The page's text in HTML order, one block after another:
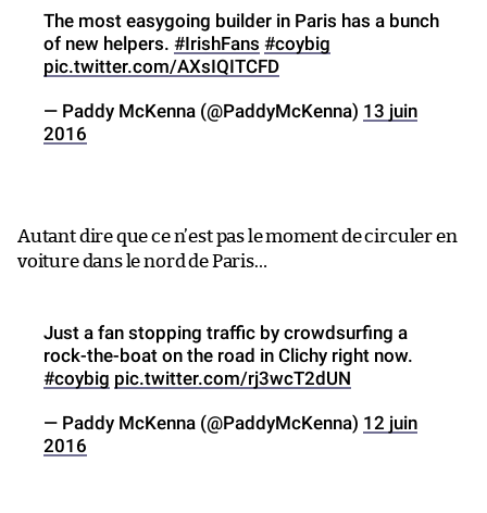
The most easygoing builder in Paris has a bunch
of new helpers. #IrishFans #coybig
pic.twitter.com/AXsIQITCFD
— Paddy McKenna (@PaddyMcKenna) 13 juin
2016
Autant dire que ce n’est pas le moment de circuler en
voiture dans le nord de Paris…
Just a fan stopping traffic by crowdsurfing a
rock-the-boat on the road in Clichy right now.
#coybig pic.twitter.com/rj3wcT2dUN
— Paddy McKenna (@PaddyMcKenna) 12 juin
2016